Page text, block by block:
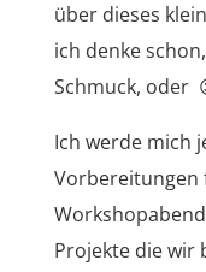
über dieses
ich denke
Schmuck, oder
Ich werde mich
Vorbereitungen
Projekte die wir